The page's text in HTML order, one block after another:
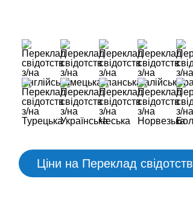
Ціни на Переклад свідотств